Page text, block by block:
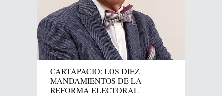
CARTAPACIO: LOS DIEZ
MANDAMIENTOS DE LA
REFORMA ELECTORAL